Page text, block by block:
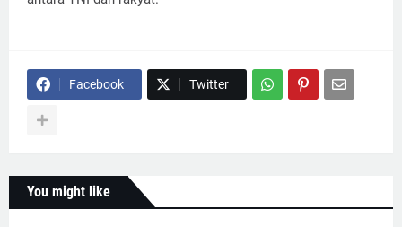
Facebook Twitter
You might like